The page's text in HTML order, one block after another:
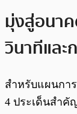
มุ่งสู่อนาค
วินาทีและ
สำหรับแผนกา
4 ประเด็นสำคั